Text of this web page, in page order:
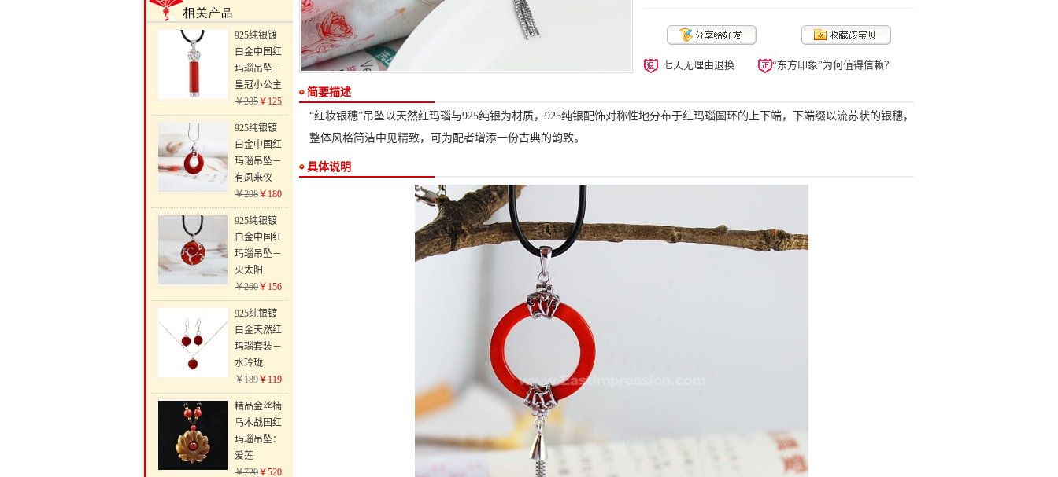
925纯银镀
白金中国红
玛瑙吊坠－
皇冠小公主
￥285￥125
925纯银镀
白金中国红
玛瑙吊坠－
有凤来仪
￥298￥180
925纯银镀
白金中国红
玛瑙吊坠－
火太阳
￥260￥156
925纯银镀
白金天然红
玛瑙套装－
水玲珑
￥189￥119
精品金丝楠
乌木战国红
玛瑙吊坠：
爱莲
￥720￥520
七天无理由退换 “东方印象”为何值得信赖？
简要描述
“红妆银穗”吊坠以天然红玛瑙与925纯银为材质，925纯银配饰对称性地分布于红玛瑙圆环的上下端，下端缀以流苏状的银穗，
整体风格简洁中见精致，可为配者增添一份古典的韵致。
具体说明